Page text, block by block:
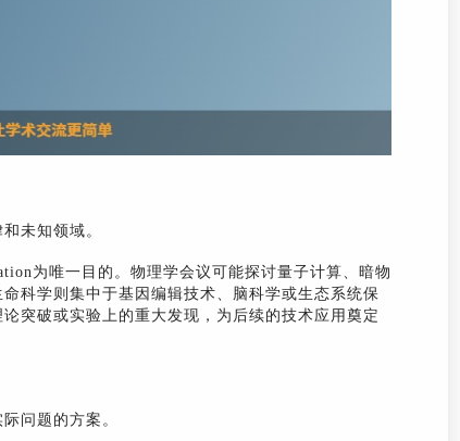
未知领域。
为唯一目的。物理学会议可能探讨量子计算、暗物
科学则集中于基因编辑技术、脑科学或生态系统保
突破或实验上的重大发现，为后续的技术应用奠定
问题的方案。